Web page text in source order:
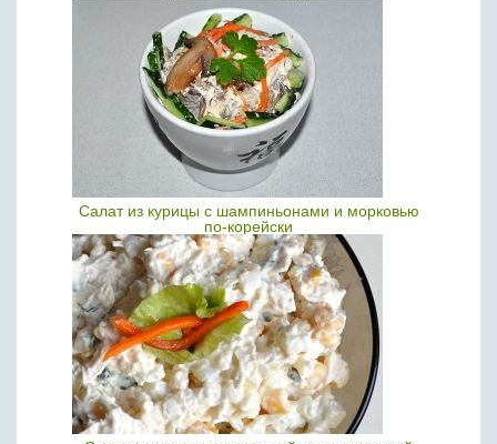
Салат из курицы с шампиньонами и морковью
по-корейски